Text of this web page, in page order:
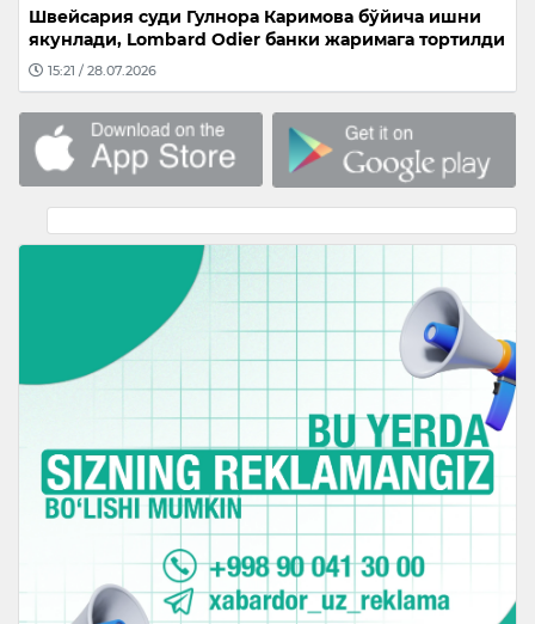
Швейсария суди Гулнора Каримова бўйича ишни
якунлади, Lombard Odier банки жаримага тортилди
15:21 / 28.07.2026